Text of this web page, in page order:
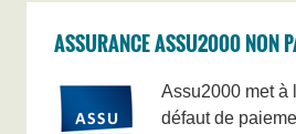
ASSURANCE ASSU2000 NON
Assu2000 met à
défaut de